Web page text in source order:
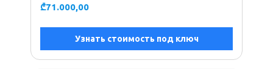
₾71.000,00
Узнать стоимость под ключ